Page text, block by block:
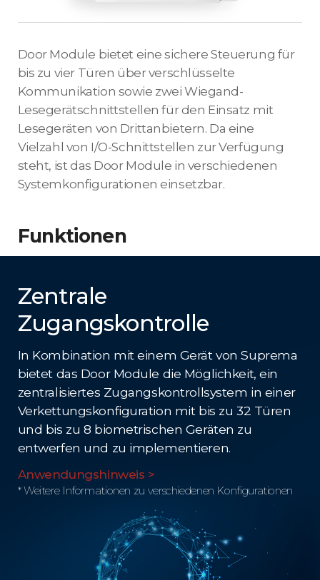
Door Module bietet eine sichere Steuerung für
bis zu vier Türen über verschlüsselte
Kommunikation sowie zwei Wiegand-
Lesegerätschnittstellen für den Einsatz mit
Lesegeräten von Drittanbietern. Da eine
Vielzahl von I/O-Schnittstellen zur Verfügung
steht, ist das Door Module in verschiedenen
Systemkonfigurationen einsetzbar.
Funktionen
Zentrale
Zugangskontrolle
In Kombination mit einem Gerät von Suprema
bietet das Door Module die Möglichkeit, ein
zentralisiertes Zugangskontrollsystem in einer
Verkettungskonfiguration mit bis zu 32 Türen
und bis zu 8 biometrischen Geräten zu
entwerfen und zu implementieren.
Anwendungshinweis >
* Weitere Informationen zu verschiedenen Konfigurationen